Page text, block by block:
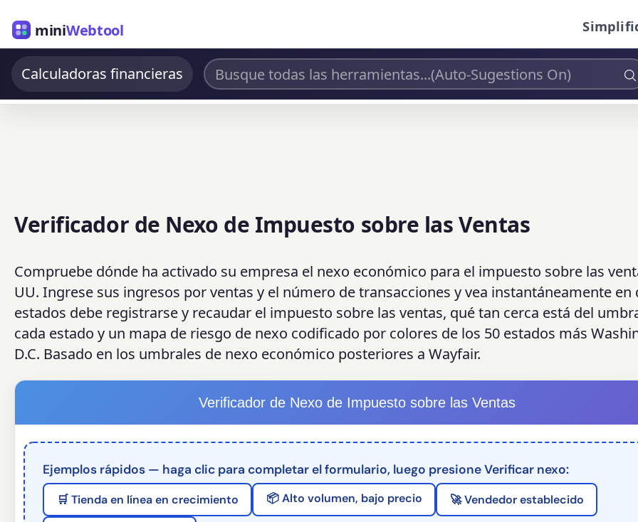
miniWebtool
Calculadoras financieras
Verificador de Nexo de Impuesto sobre las Ventas
Compruebe dónde ha activado su empresa el nexo económico para el impuesto sobre las
UU. Ingrese sus ingresos por ventas y el número de transacciones y vea instantáneamente en
estados debe registrarse y recaudar el impuesto sobre las ventas, qué tan cerca está del
cada estado y un mapa de riesgo de nexo codificado por colores de los 50 estados más
D.C. Basado en los umbrales de nexo económico posteriores a Wayfair.
Verificador de Nexo de Impuesto sobre las Ventas
Ejemplos rápidos — haga clic para completar el formulario, luego presione Verificar nexo:
🛒 Tienda en línea en crecimiento 📦 Alto volumen, bajo precio 🚀 Vendedor establecido